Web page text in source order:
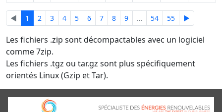
◄ 1 2 3 4 5 6 7 8 9 … 54 55 ►
Les fichiers .zip sont décompactables avec un logiciel
comme 7zip.
Les fichiers .tgz ou tar.gz sont plus spécifiquement
orientés Linux (Gzip et Tar).